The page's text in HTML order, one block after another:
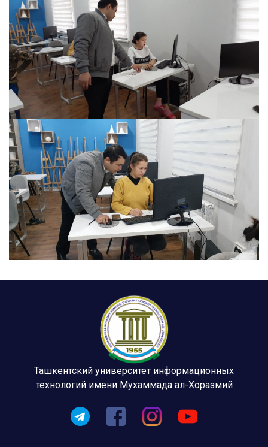
Ташкентский университет информационных
технологий имени Мухаммада ал-Хоразмий